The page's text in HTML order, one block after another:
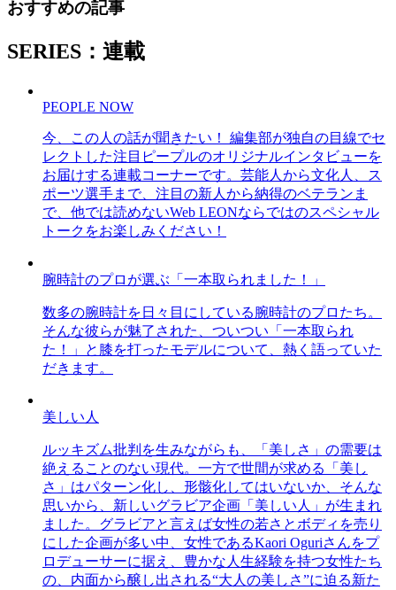
おすすめの記事
SERIES：連載
PEOPLE NOW
今、この人の話が聞きたい！ 編集部が独自の目線でセ
レクトした注目ピープルのオリジナルインタビューを
お届けする連載コーナーです。芸能人から文化人、ス
ポーツ選手まで、注目の新人から納得のベテランま
で、他では読めないWeb LEONならではのスペシャル
トークをお楽しみください！
腕時計のプロが選ぶ「一本取られました！」
数多の腕時計を日々目にしている腕時計のプロたち。
そんな彼らが魅了された、ついつい「一本取られ
た！」と膝を打ったモデルについて、熱く語っていた
だきます。
美しい人
ルッキズム批判を生みながらも、「美しさ」の需要は
絶えることのない現代。一方で世間が求める「美し
さ」はパターン化し、形骸化してはいないか、そんな
思いから、新しいグラビア企画「美しい人」が生まれ
ました。グラビアと言えば女性の若さとボディを売り
にした企画が多い中、女性であるKaori Oguriさんをプ
ロデューサーに据え、豊かな人生経験を持つ女性たち
の、内面から醸し出される“大人の美しさ”に迫る新た